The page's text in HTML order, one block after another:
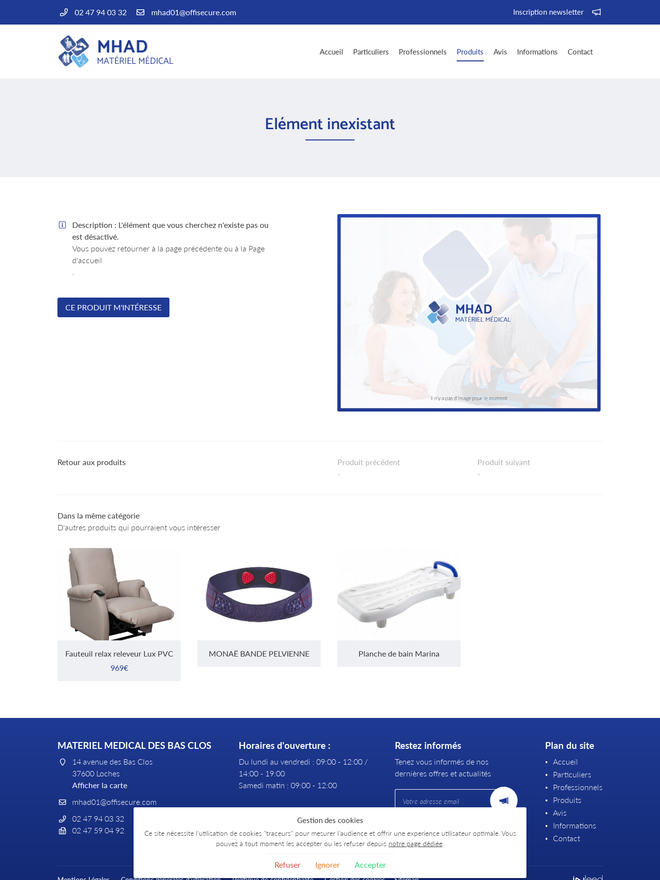
02 47 94 03 32 Inscription newsletter
Accueil Particuliers Professionnels Produits Avis Informations Contact
02 47 94 03 32
l'adresse email indiqué ci-dessus. Vous pouvez vous désinscrire à tout moment en utilisant
le formulaire de désinscription
INSCRIPTION
Elément inexistant
 Description : L'élément que vous cherchez n'existe pas ou
est désactivé.
Vous pouvez retourner à la page précédente ou à la Page
d'accueil
CE PRODUIT M'INTÉRESSE
Retour aux produits
Produit précédent
-
Produit suivant
-
Dans la même catégorie
D'autres produits qui pourraient vous intéresser
Fauteuil relax releveur Lux PVC
969€
MONAË BANDE PELVIENNE Planche de bain Marina
MATERIEL MEDICAL DES BAS CLOS
14 avenue des Bas Clos
37600 Loches
Afficher la carte
02 47 94 03 32
02 47 59 04 92
Horaires d'ouverture :
Du lundi au vendredi : 09:00 - 12:00 /
14:00 - 19:00
Samedi matin : 09:00 - 12:00
Restez informés
Tenez vous informés de nos
dernières offres et actualités
Plan du site
Accueil
Particuliers
Professionnels
Produits
Avis
Informations
Contact
Gestion des cookies
Ce site nécessite l'utilisation de cookies "traceurs" pour mesurer l'audience et offrir une experience utilisateur optimale. Vous
pouvez à tout moment les accepter ou les refuser depuis notre page dédiée
Refuser Ignorer Accepter